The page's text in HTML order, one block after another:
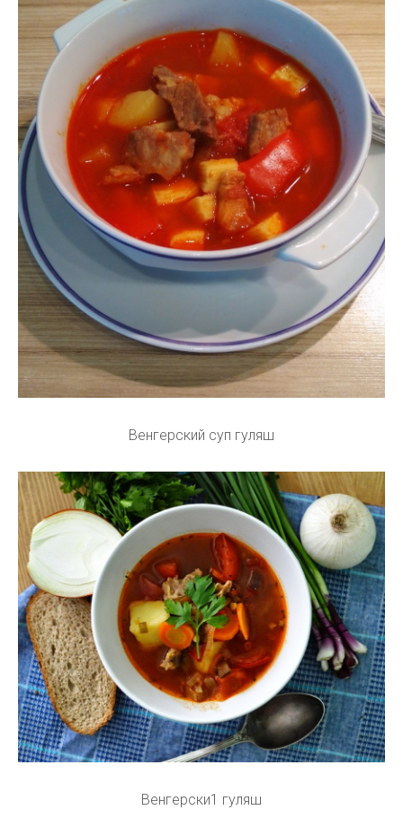
Венгерский суп гуляш
Венгерски1 гуляш